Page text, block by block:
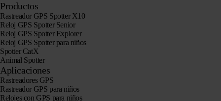
Productos
Rastreador GPS Spotter X10
Reloj GPS Spotter Senior
Reloj GPS Spotter Explorer
Reloj GPS Spotter para niños
Spotter CatX
Animal Spotter
Aplicaciones
Rastreadores GPS
Rastreador GPS para niños
Relojes con GPS para niños